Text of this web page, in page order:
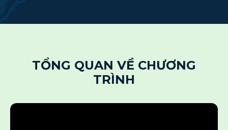
TỔNG QUAN VỀ CHƯƠNG
TRÌNH